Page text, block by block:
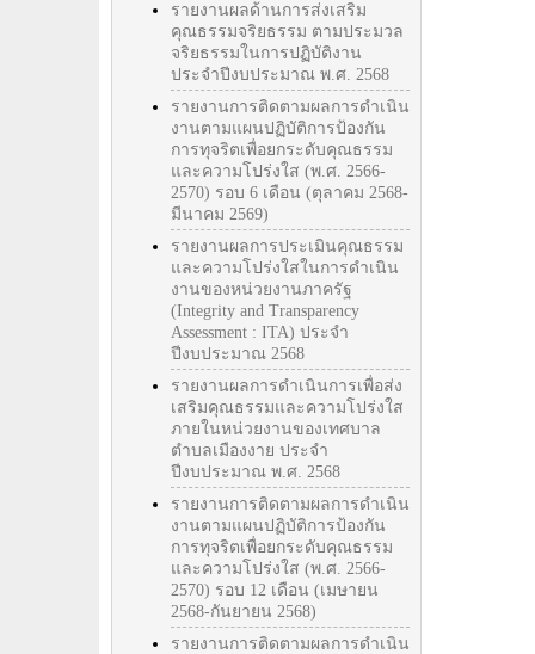
รายงานผลด้านการส่งเสริม
คุณธรรมจริยธรรม ตามประมวล
จริยธรรมในการปฏิบัติงาน
ประจำปีงบประมาณ พ.ศ. 2568
รายงานการติดตามผลการดำเนิน
งานตามแผนปฏิบัติการป้องกัน
การทุจริตเพื่อยกระดับคุณธรรม
และความโปร่งใส (พ.ศ. 2566-
2570) รอบ 6 เดือน (ตุลาคม 2568-
มีนาคม 2569)
รายงานผลการประเมินคุณธรรม
และความโปร่งใสในการดำเนิน
งานของหน่วยงานภาครัฐ
(Integrity and Transparency
Assessment : ITA) ประจำ
ปีงบประมาณ 2568
รายงานผลการดำเนินการเพื่อส่ง
เสริมคุณธรรมและความโปร่งใส
ภายในหน่วยงานของเทศบาล
ตำบลเมืองงาย ประจำ
ปีงบประมาณ พ.ศ. 2568
รายงานการติดตามผลการดำเนิน
งานตามแผนปฏิบัติการป้องกัน
การทุจริตเพื่อยกระดับคุณธรรม
และความโปร่งใส (พ.ศ. 2566-
2570) รอบ 12 เดือน (เมษายน
2568-กันยายน 2568)
รายงานการติดตามผลการดำเนิน